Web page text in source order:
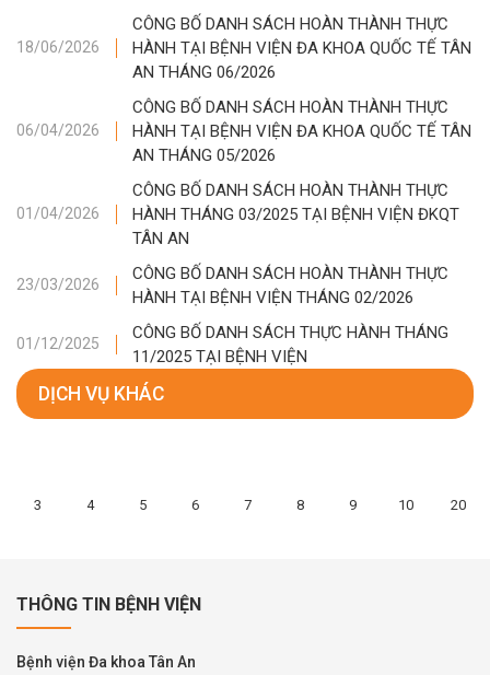
18/06/2026
CÔNG BỐ DANH SÁCH HOÀN THÀNH THỰC
HÀNH TẠI BỆNH VIỆN ĐA KHOA QUỐC TẾ TÂN
AN THÁNG 06/2026
06/04/2026
CÔNG BỐ DANH SÁCH HOÀN THÀNH THỰC
HÀNH TẠI BỆNH VIỆN ĐA KHOA QUỐC TẾ TÂN
AN THÁNG 05/2026
01/04/2026
CÔNG BỐ DANH SÁCH HOÀN THÀNH THỰC
HÀNH THÁNG 03/2025 TẠI BỆNH VIỆN ĐKQT
TÂN AN
23/03/2026
CÔNG BỐ DANH SÁCH HOÀN THÀNH THỰC
HÀNH TẠI BỆNH VIỆN THÁNG 02/2026
01/12/2025
CÔNG BỐ DANH SÁCH THỰC HÀNH THÁNG
11/2025 TẠI BỆNH VIỆN
DỊCH VỤ KHÁC
3 4 5 6 7 8 9 10 20
THÔNG TIN BỆNH VIỆN
Bệnh viện Đa khoa Tân An